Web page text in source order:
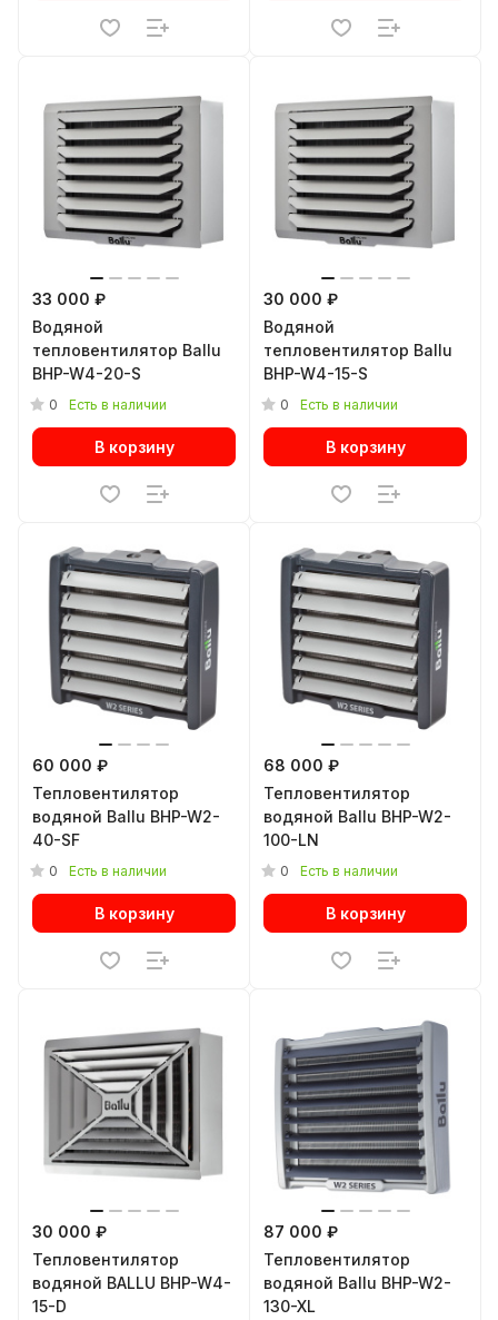
33 000 ₽
Водяной
тепловентилятор Ballu
BHP-W4-20-S
0 Есть в наличии
В корзину
30 000 ₽
Водяной
тепловентилятор Ballu
BHP-W4-15-S
0 Есть в наличии
В корзину
60 000 ₽
Тепловентилятор
водяной Ballu BHP-W2-
40-SF
0 Есть в наличии
В корзину
68 000 ₽
Тепловентилятор
водяной Ballu BHP-W2-
100-LN
0 Есть в наличии
В корзину
30 000 ₽
Тепловентилятор
водяной BALLU BHP-W4-
15-D
87 000 ₽
Тепловентилятор
водяной Ballu BHP-W2-
130-XL